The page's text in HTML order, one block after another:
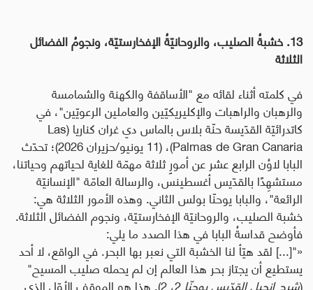
13. خشبةُ الصليب، والروحانيّةُ الإفخارستيّة، ونجومُ الفضائل
الثلاثة
في كلمته أثناء لقائه مع "الأساقفة والكهنة والشمامسة
والرهبان والراهبات والإكليريكيّين والعاملين الرعويّين"، في
كاتدرائيّة القدّيسة حنّة بلاس بالماس دي غران كناريا (Las
Palmas de Gran Canaria )، (11 يونيو/حزيران 2026)؛ تحدّث
البابا لاوُن الرابع عشر عن أمورٍ ثلاثة مهمّة للغاية لحياتهم وحياتنا،
مستشهِدًا بالقدّيس أغسطينس، والرسالة العامّة "الإنسانيّة
الرائعة"، والبابا يوحنّا بولس الثاني. وهذه الأمور الثلاثة هي:
خشبة الصليب، والروحانيّة الإفخارستيّة، ونجوم الفضائل الثلاثة.
فأوضح قداسةُ البابا في هذا الصدد ما يلي:
«"[...] لقد هيّأ لنا الخشبة التي نعبر بها البحر. في الواقع، لا أحد
يستطيع أن يجتاز بحر هذا العالم إن لم يحمله صليب المسيح"
(شرح إنجيل القدّيس يوحنّا 2، 2). هذا هو الموقف الأوّل الذي